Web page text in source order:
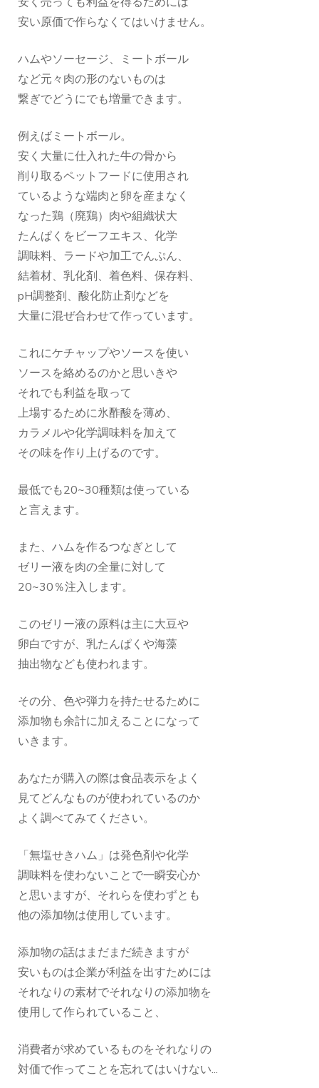
安い原価で作らなくてはいけません。
ハムやソーセージ、ミートボール
など元々肉の形のないものは
繋ぎでどうにでも増量できます。
例えばミートボール。
安く大量に仕入れた牛の骨から
削り取るペットフードに使用され
ているような端肉と卵を産まなく
なった鶏（廃鶏）肉や組織状大
たんぱくをビーフエキス、化学
調味料、ラードや加工でんぷん、
結着材、乳化剤、着色料、保存料、
pH調整剤、酸化防止剤などを
大量に混ぜ合わせて作っています。
これにケチャップやソースを使い
ソースを絡めるのかと思いきや
それでも利益を取って
上場するために氷酢酸を薄め、
カラメルや化学調味料を加えて
その味を作り上げるのです。
最低でも20~30種類は使っている
と言えます。
また、ハムを作るつなぎとして
ゼリー液を肉の全量に対して
20~30％注入します。
このゼリー液の原料は主に大豆や
卵白ですが、乳たんぱくや海藻
抽出物なども使われます。
その分、色や弾力を持たせるために
添加物も余計に加えることになって
いきます。
あなたが購入の際は食品表示をよく
見てどんなものが使われているのか
よく調べてみてください。
「無塩せきハム」は発色剤や化学
調味料を使わないことで一瞬安心か
と思いますが、それらを使わずとも
他の添加物は使用しています。
添加物の話はまだまだ続きますが
安いものは企業が利益を出すためには
それなりの素材でそれなりの添加物を
使用して作られていること、
消費者が求めているものをそれなりの
対価で作ってことを忘れてはいけない...